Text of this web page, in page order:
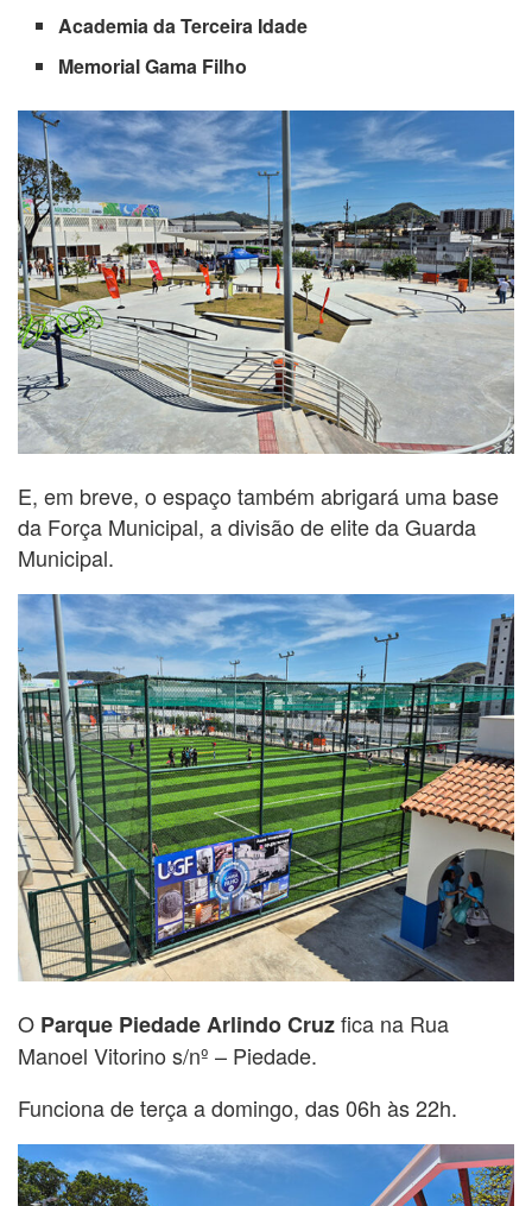
Academia da Terceira Idade
Memorial Gama Filho
E, em breve, o espaço também abrigará uma base
da Força Municipal, a divisão de elite da Guarda
Municipal.
O Parque Piedade Arlindo Cruzfica na Rua
Manoel Vitorino s/nº – Piedade.
Funciona de terça a domingo, das 06h às 22h.